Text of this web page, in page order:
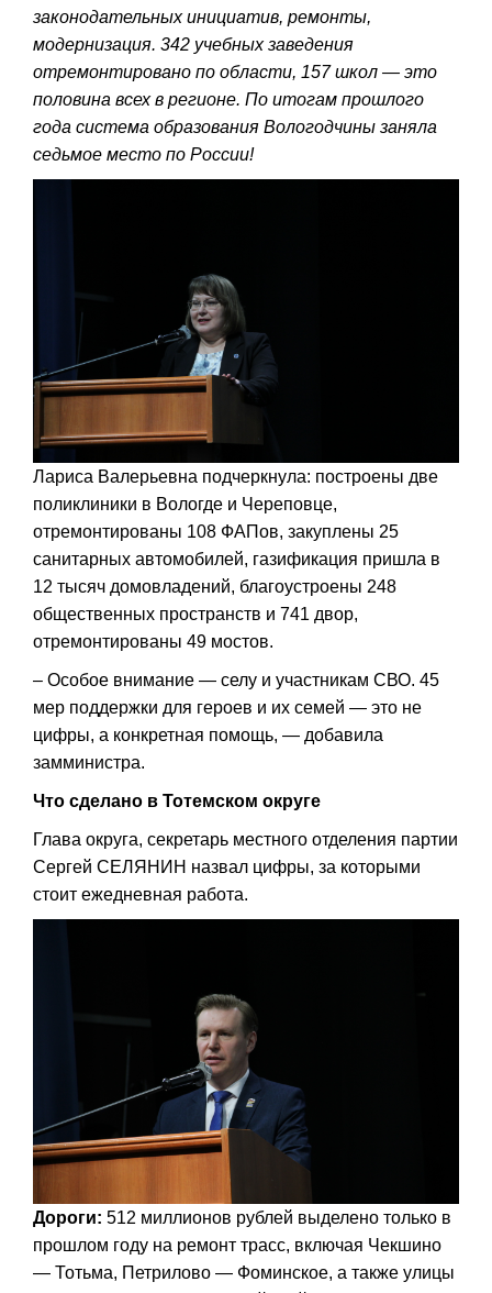
законодательных инициатив, ремонты,
модернизация. 342 учебных заведения
отремонтировано по области, 157 школ — это
половина всех в регионе. По итогам прошлого
года система образования Вологодчины заняла
седьмое место по России!
Лариса Валерьевна подчеркнула: построены две
поликлиники в Вологде и Череповце,
отремонтированы 108 ФАПов, закуплены 25
санитарных автомобилей, газификация пришла в
12 тысяч домовладений, благоустроены 248
общественных пространств и 741 двор,
отремонтированы 49 мостов.
– Особое внимание — селу и участникам СВО. 45
мер поддержки для героев и их семей — это не
цифры, а конкретная помощь, — добавила
замминистра.
Что сделано в Тотемском округе
Глава округа, секретарь местного отделения партии
Сергей СЕЛЯНИН назвал цифры, за которыми
стоит ежедневная работа.
Дороги: 512 миллионов рублей выделено только в
прошлом году на ремонт трасс, включая Чекшино
— Тотьма, Петрилово — Фоминское, а также улицы